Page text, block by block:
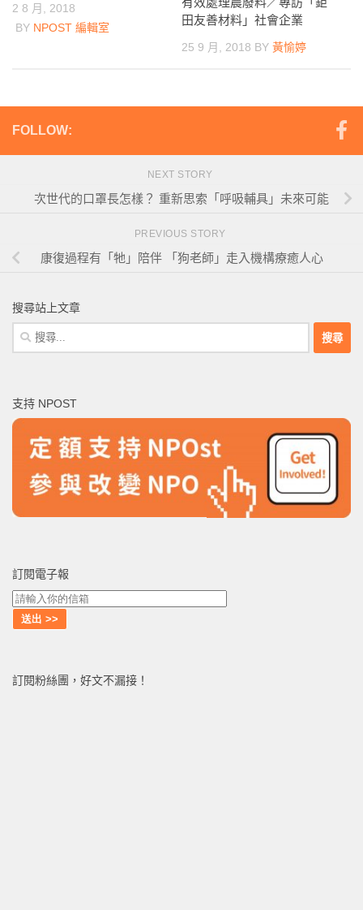
2 8 月, 2018
BY NPOST 編輯室
田友善材料」社會企業
25 9 月, 2018 BY 黃愉婷
FOLLOW:
NEXT STORY
次世代的口罩長怎樣？ 重新思索「呼吸輔具」未來可能
PREVIOUS STORY
康復過程有「牠」陪伴 「狗老師」走入機構療癒人心
搜尋站上文章
搜
尋
字:
支持 NPOST
訂閱電子報
訂閱粉絲團，好文不漏接！